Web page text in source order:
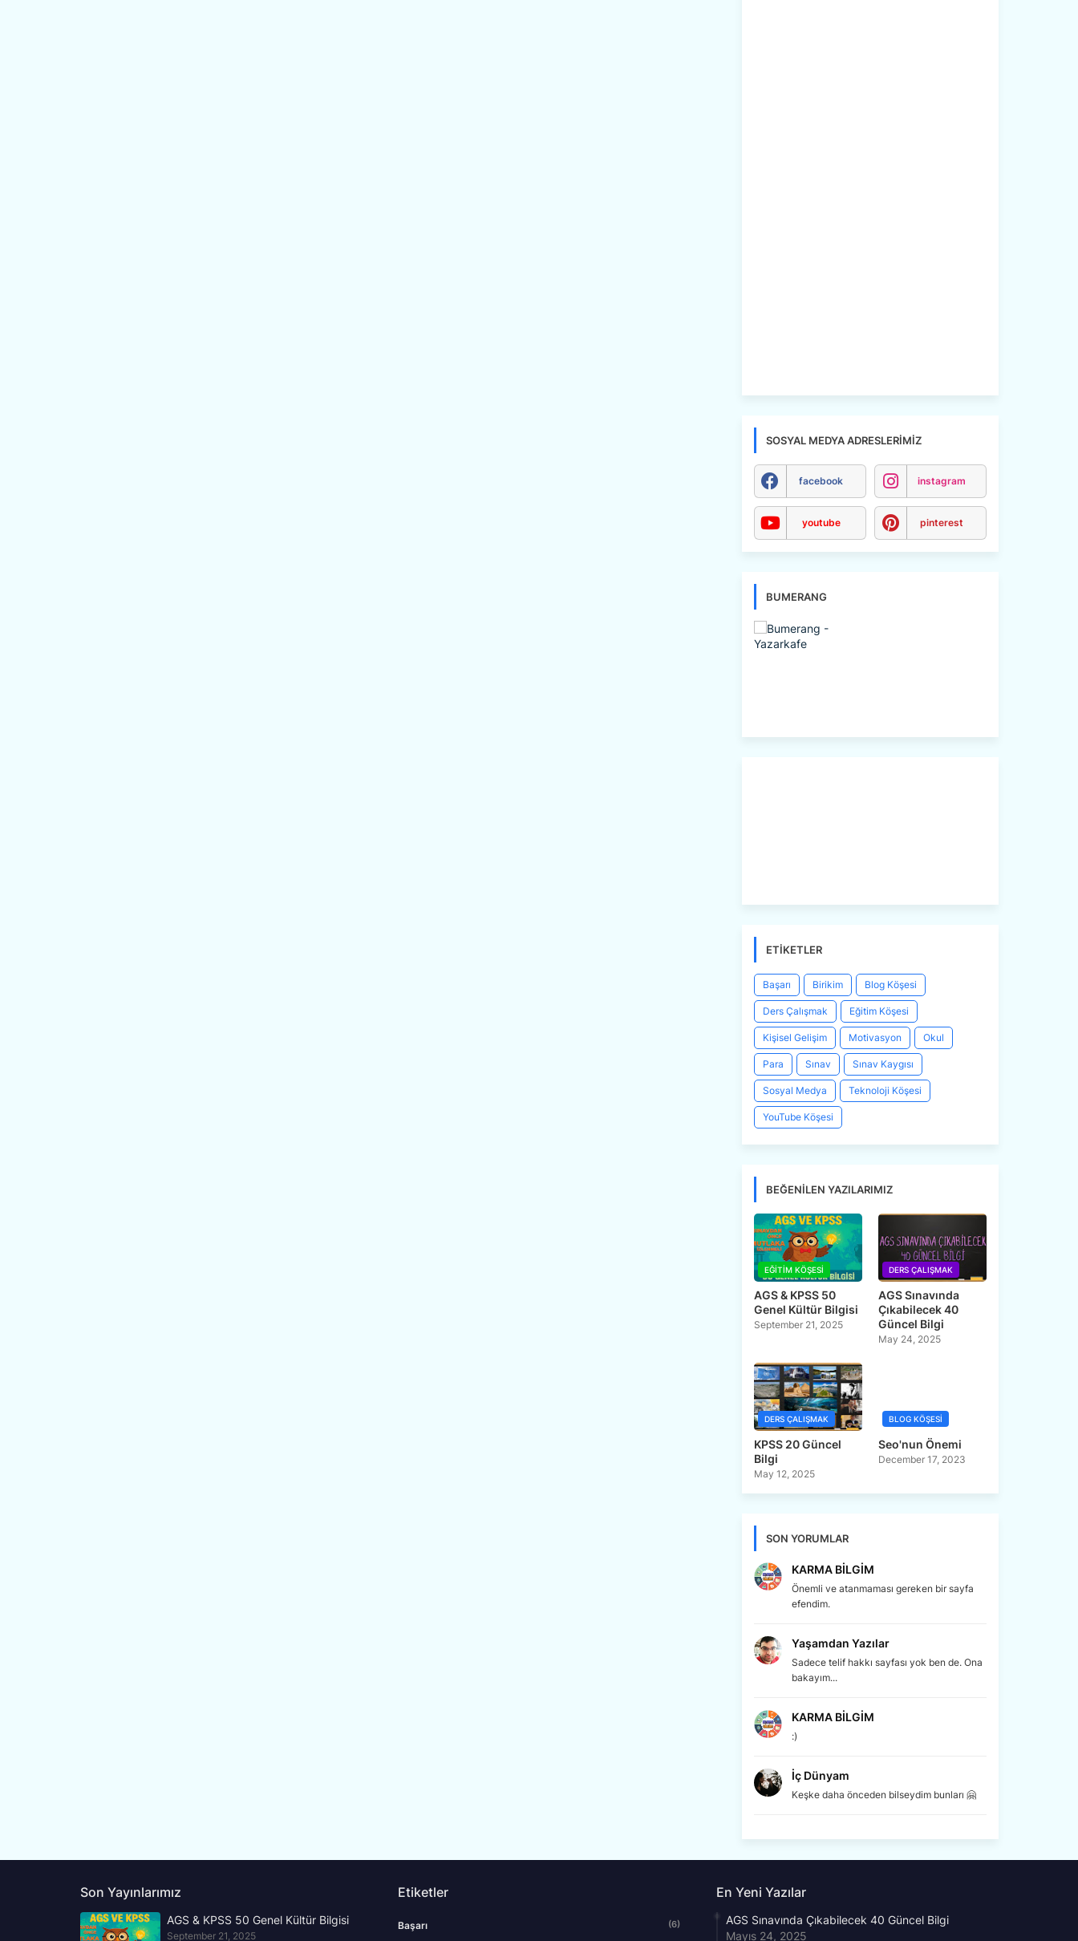
SOSYAL MEDYA ADRESLERIMIZ
facebook instagram
youtube pinterest
BUMERANG
ETIKETLER
Başarı Birikim Blog Köşesi
Ders Çalışmak Eğitim Köşesi
Kişisel Gelişim Motivasyon Okul
Para Sınav Sınav Kaygısı
Sosyal Medya Teknoloji Köşesi
YouTube Köşesi
BEĞENILEN YAZILARIMIZ
EĞITIM KÖŞESI
AGS & KPSS 50
Genel Kültür Bilgisi
September 21, 2025
DERS ÇALIŞMAK
AGS Sınavında
Çıkabilecek 40
Güncel Bilgi
May 24, 2025
DERS ÇALIŞMAK
KPSS 20 Güncel
Bilgi
May 12, 2025
BLOG KÖŞESI
Seo'nun Önemi
December 17, 2023
SON YORUMLAR
KARMA BİLGİM
Önemli ve atanmaması gereken bir sayfa
efendim.
Yaşamdan Yazılar
Sadece telif hakkı sayfası yok ben de. Ona
bakayım...
KARMA BİLGİM
:)
İç Dünyam
Keşke daha önceden bilseydim bunları 🤗
Son Yayınlarımız
AGS & KPSS 50 Genel Kültür Bilgisi
September 21, 2025
Etiketler
Başarı (6)
En Yeni Yazılar
AGS Sınavında Çıkabilecek 40 Güncel Bilgi
Mayıs 24, 2025